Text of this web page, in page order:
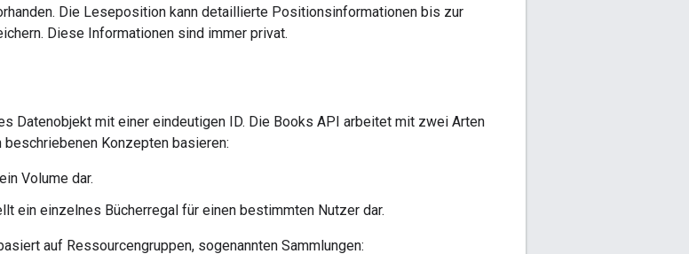
Die Leseposition kann detaillierte Positionsinformationen bis zur
Diese Informationen sind immer privat.
Datenobjekt mit einer eindeutigen ID. Die Books API arbeitet mit zwei Arten
Konzepten basieren:
Volume dar.
ein einzelnes Bücherregal für einen bestimmten Nutzer dar.
auf Ressourcengruppen, sogenannten Sammlungen: